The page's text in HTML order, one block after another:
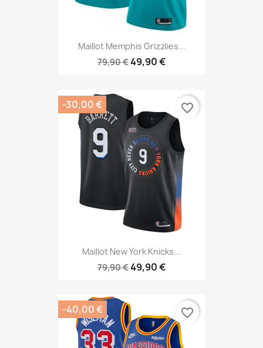
Maillot Memphis Grizzlies...
79,90 €49,90 €
Maillot New York Knicks...
79,90 €49,90 €
-30,00 € favorite_border
-40,00 € favorite_border